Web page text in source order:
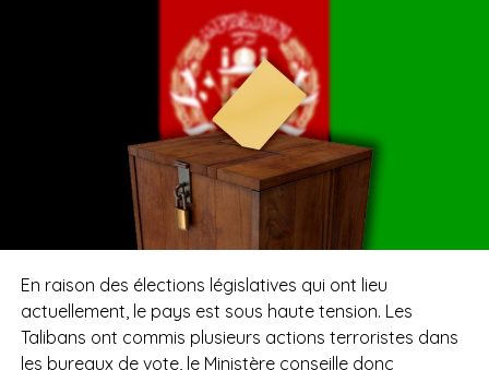
En raison des élections législatives qui ont lieu
actuellement, le pays est sous haute tension. Les
Talibans ont commis plusieurs actions terroristes dans
les bureaux de vote, le Ministère conseille donc